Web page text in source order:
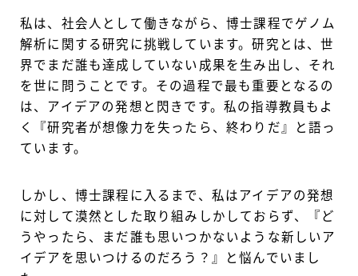
私は、社会人として働きながら、博士課程でゲノム
解析に関する研究に挑戦しています。研究とは、世
界でまだ誰も達成していない成果を生み出し、それ
を世に問うことです。その過程で最も重要となるの
は、アイデアの発想と閃きです。私の指導教員もよ
く『研究者が想像力を失ったら、終わりだ』と語っ
ています。
しかし、博士課程に入るまで、私はアイデアの発想
に対して漠然とした取り組みしかしておらず、『ど
うやったら、まだ誰も思いつかないような新しいア
イデアを思いつけるのだろう？』と悩んでいまし